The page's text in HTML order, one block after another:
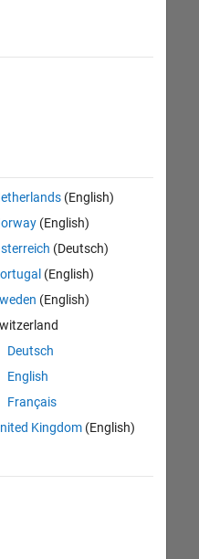
(English)
(English)
(Deutsch)
(English)
(English)
Deutsch
English
Français
Kingdom(English)